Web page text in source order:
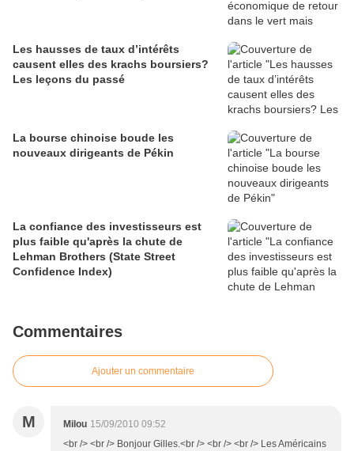
Les hausses de taux d’intérêts
causent elles des krachs boursiers?
Les leçons du passé
La bourse chinoise boude les
nouveaux dirigeants de Pékin
La confiance des investisseurs est
plus faible qu'après la chute de
Lehman Brothers (State Street
Confidence Index)
Commentaires
Ajouter un commentaire
M Milou 15/09/2010 09:52
<br /> <br /> Bonjour Gilles.<br /> <br /> <br /> Les Américains